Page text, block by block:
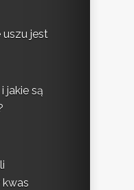
uszu jest
jakie są